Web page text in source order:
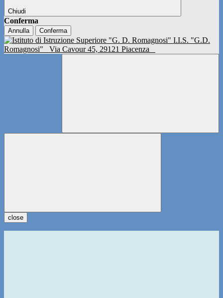
Chiudi
Conferma
Annulla Conferma
I.I.S. "G.D.
Romagnosi"
Via Cavour 45, 29121 Piacenza
close